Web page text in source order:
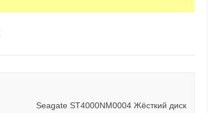
Seagate ST4000NM0004 Жёсткий диск